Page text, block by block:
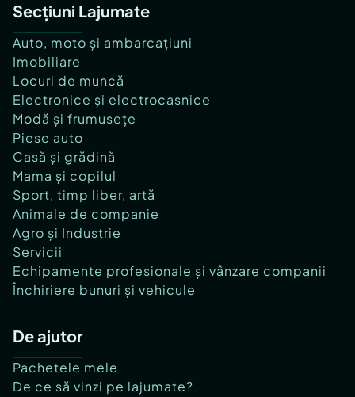
Secțiuni Lajumate
Auto, moto și ambarcațiuni
Imobiliare
Locuri de muncă
Electronice și electrocasnice
Modă și frumusețe
Piese auto
Casă și grădină
Mama și copilul
Sport, timp liber, artă
Animale de companie
Agro și Industrie
Servicii
Echipamente profesionale și vânzare companii
Închiriere bunuri și vehicule
De ajutor
Pachetele mele
De ce să vinzi pe lajumate?